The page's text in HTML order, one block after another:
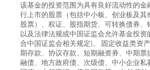
该基金的投资范围为具有良好流动性的
行上市的股票（包括中小板、创业板及其
股票）、权证、股指期货、可转换债券、
以及法律法规或中国证监会允许基金投
合中国证监会相关规定)。 固定收益类资
期存款、协议存款、短期融资券、中期票
融债、地方政府债、次级债、中小企业私